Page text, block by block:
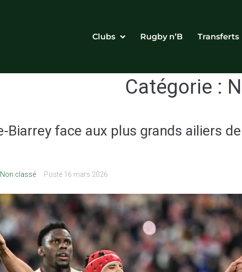
Clubs Rugby n’B Transferts
Catégorie :
Biarrey face aux plus grands ailiers
Non classé Posté 16 mars 2026